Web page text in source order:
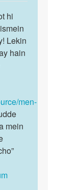
hi
Lekin
hain
men-
mein